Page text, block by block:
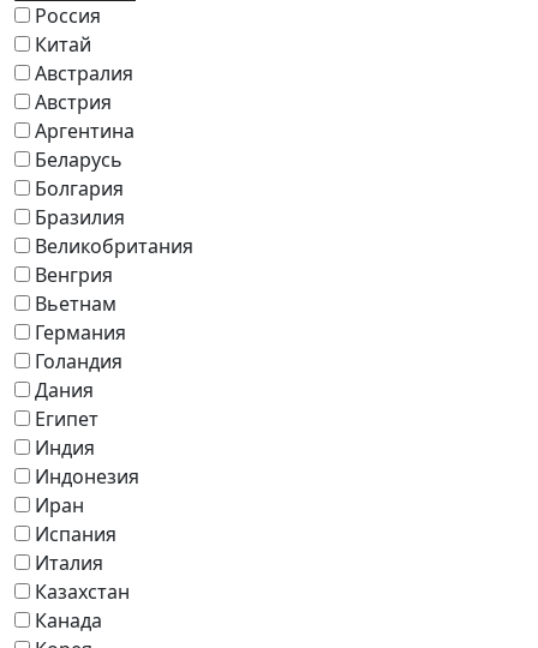
Россия
Китай
Австралия
Австрия
Аргентина
Беларусь
Болгария
Бразилия
Великобритания
Венгрия
Вьетнам
Германия
Голандия
Дания
Египет
Индия
Индонезия
Иран
Испания
Италия
Казахстан
Канада